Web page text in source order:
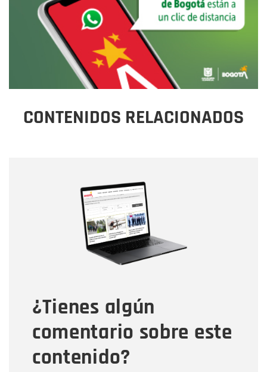
CONTENIDOS RELACIONADOS
¿Tienes algún
comentario sobre este
contenido?
Correo electrónico
Tipo de comentario
Mensaje